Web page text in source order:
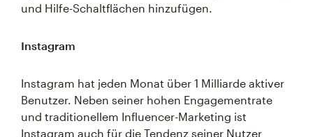
und Hilfe-Schaltflächen hinzufügen.
Instagram
Instagram hat jeden Monat über 1 Milliarde aktiver
Benutzer. Neben seiner hohen Engagementrate
und traditionellem Influencer-Marketing ist
Instagram auch für die Tendenz seiner Nutzer